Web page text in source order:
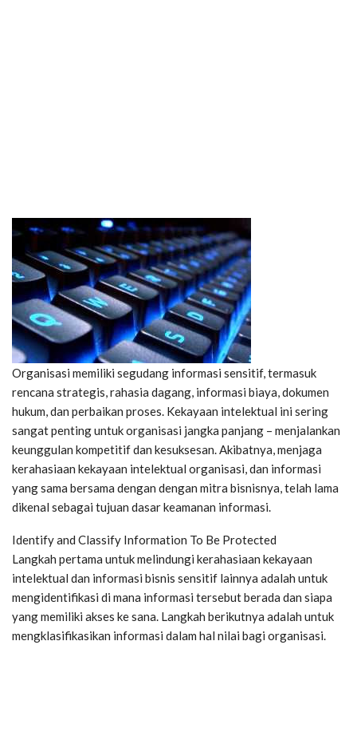
Organisasi memiliki segudang informasi sensitif, termasuk
rencana strategis, rahasia dagang, informasi biaya, dokumen
hukum, dan perbaikan proses. Kekayaan intelektual ini sering
sangat penting untuk organisasi jangka panjang – menjalankan
keunggulan kompetitif dan kesuksesan. Akibatnya, menjaga
kerahasiaan kekayaan intelektual organisasi, dan informasi
yang sama bersama dengan dengan mitra bisnisnya, telah lama
dikenal sebagai tujuan dasar keamanan informasi.
Identify and Classify Information To Be Protected
Langkah pertama untuk melindungi kerahasiaan kekayaan
intelektual dan informasi bisnis sensitif lainnya adalah untuk
mengidentifikasi di mana informasi tersebut berada dan siapa
yang memiliki akses ke sana. Langkah berikutnya adalah untuk
mengklasifikasikan informasi dalam hal nilai bagi organisasi.